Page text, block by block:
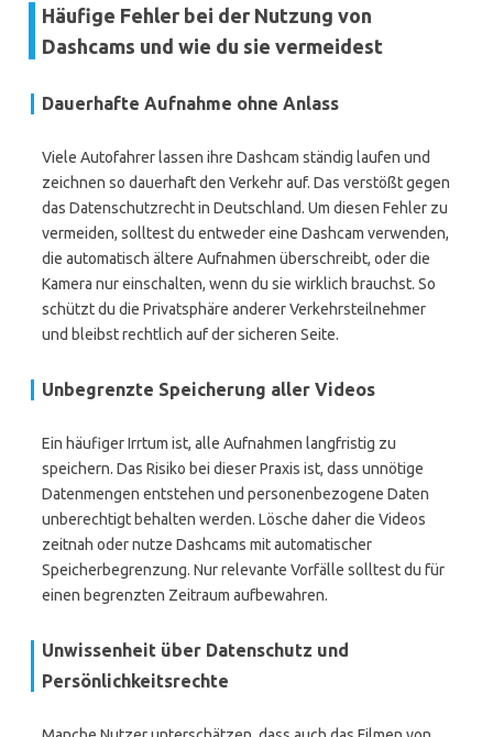
Häufige Fehler bei der Nutzung von
Dashcams und wie du sie vermeidest
Dauerhafte Aufnahme ohne Anlass
Viele Autofahrer lassen ihre Dashcam ständig laufen und
zeichnen so dauerhaft den Verkehr auf. Das verstößt gegen
das Datenschutzrecht in Deutschland. Um diesen Fehler zu
vermeiden, solltest du entweder eine Dashcam verwenden,
die automatisch ältere Aufnahmen überschreibt, oder die
Kamera nur einschalten, wenn du sie wirklich brauchst. So
schützt du die Privatsphäre anderer Verkehrsteilnehmer
und bleibst rechtlich auf der sicheren Seite.
Unbegrenzte Speicherung aller Videos
Ein häufiger Irrtum ist, alle Aufnahmen langfristig zu
speichern. Das Risiko bei dieser Praxis ist, dass unnötige
Datenmengen entstehen und personenbezogene Daten
unberechtigt behalten werden. Lösche daher die Videos
zeitnah oder nutze Dashcams mit automatischer
Speicherbegrenzung. Nur relevante Vorfälle solltest du für
einen begrenzten Zeitraum aufbewahren.
Unwissenheit über Datenschutz und
Persönlichkeitsrechte